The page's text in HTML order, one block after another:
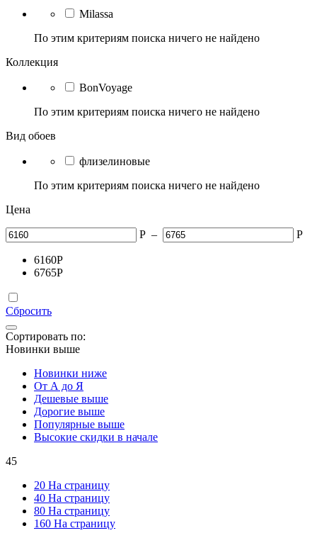
Milassa
По этим критериям поиска ничего не найдено
Коллекция
BonVoyage
По этим критериям поиска ничего не найдено
Вид обоев
флизелиновые
По этим критериям поиска ничего не найдено
Цена
Р – Р
6160Р
6765Р
Сбросить
Сортировать по:
Новинки выше
Новинки ниже
От А до Я
Дешевые выше
Дорогие выше
Популярные выше
Высокие скидки в начале
45
20 На страницу
40 На страницу
80 На страницу
160 На страницу